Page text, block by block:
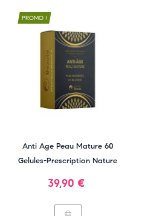
PROMO !
Anti Age Peau Mature 60
Gelules-Prescription Nature
Prix
39,90 €